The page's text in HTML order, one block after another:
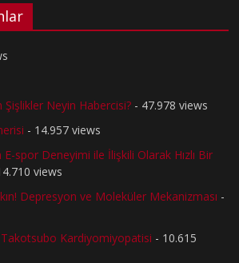
Şişlikler Neyin Habercisi? - 47.978 views
- 14.957 views
spor Deneyimi ile İlişkili Olarak Hızlı Bir
views
Depresyon ve Moleküler Mekanizması -
Takotsubo Kardiyomiyopatisi - 10.615